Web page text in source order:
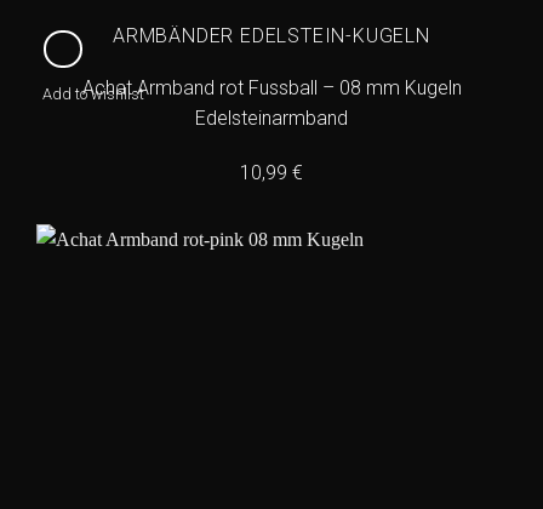
Add to wishlist
ARMBÄNDER EDELSTEIN-KUGELN
Achat Armband rot Fussball – 08 mm Kugeln
Edelsteinarmband
10,99 €